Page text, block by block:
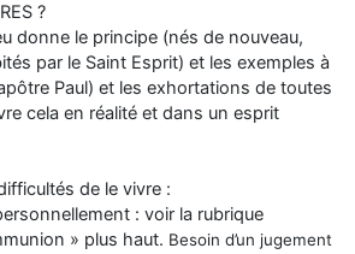
?
donne le principe (nés de nouveau,
par le Saint Esprit) et les exemples à
Paul) et les exhortations de toutes
cela en réalité et dans un esprit
de le vivre :
: voir la rubrique
» plus haut. Besoin d’un jugement